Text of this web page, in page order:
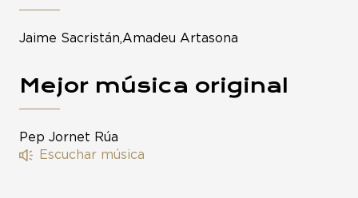
Jaime Sacristán,Amadeu Artasona
Mejor música original
Pep Jornet Rúa
Escuchar música